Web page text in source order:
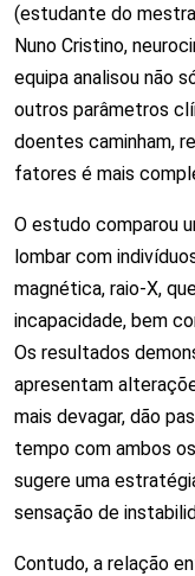
(estudante do
Nuno Cristino,
equipa analisou não
outros parâmetros
doentes caminham,
fatores é mais
O estudo comparou
lombar com
magnética, raio-X,
incapacidade, bem
Os resultados
apresentam
mais devagar, dão
tempo com ambos
sugere uma
sensação de
Contudo, a relação